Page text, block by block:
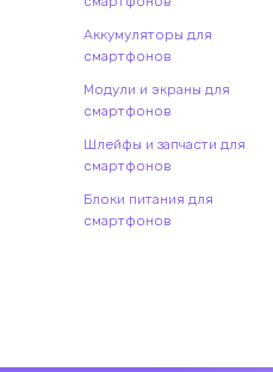
Аккумуляторы для
смартфонов
Модули и экраны для
смартфонов
Шлейфы и запчасти для
смартфонов
Блоки питания для
смартфонов